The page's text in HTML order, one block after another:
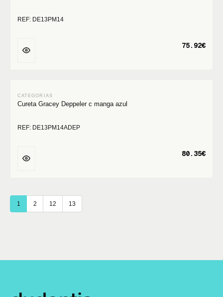
REF: DE13PM14
75.92€
Cureta Gracey Deppeler c manga azul
REF: DE13PM14ADEP
80.35€
1 2 12 13